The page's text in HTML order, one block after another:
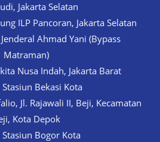
Jakarta Selatan
ILP Pancoran, Jakarta Selatan
Ahmad Yani (Bypass
Matraman)
Nusa Indah, Jakarta Barat
Stasiun Bekasi Kota
Jl. Rajawali II, Beji, Kecamatan
Kota Depok
Bogor Kota